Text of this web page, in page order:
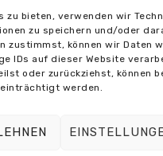
zu bieten, verwenden wir
zu speichern und/oder
zustimmst, können wir Daten
IDs auf dieser Website
oder zurückziehst, können
werden.
Rennen